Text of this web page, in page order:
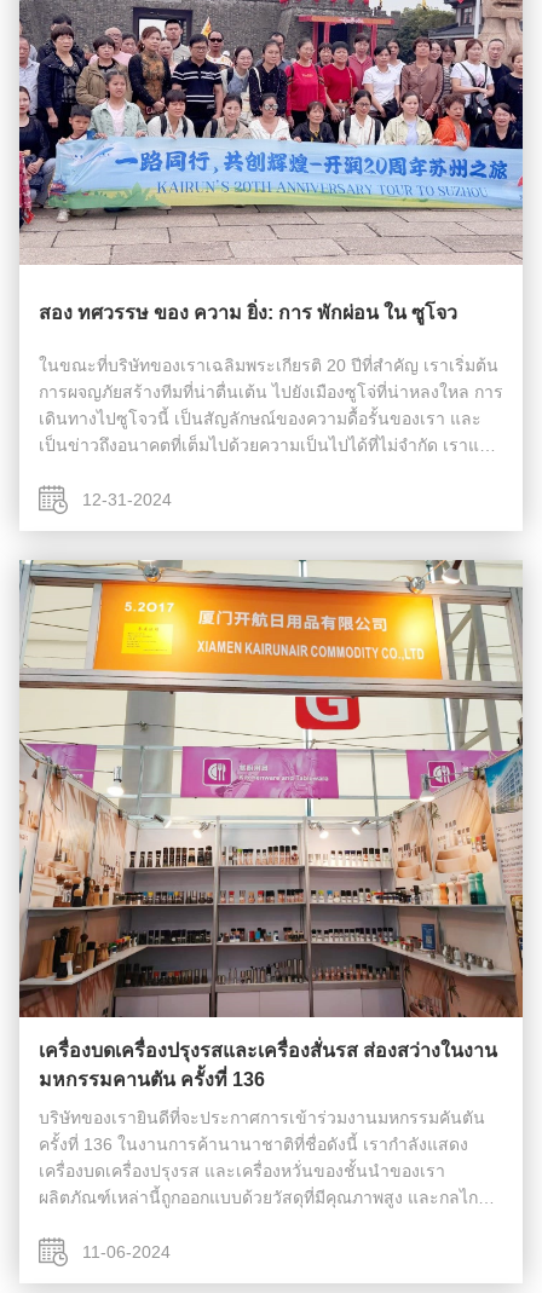
สอง ทศวรรษ ของ ความ ยิ่ง: การ พักผ่อน ใน ซูโจว
ในขณะที่บริษัทของเราเฉลิมพระเกียรติ 20 ปีที่สําคัญ เราเริ่มต้น
การผจญภัยสร้างทีมที่น่าตื่นเต้น ไปยังเมืองซูโจ่ที่น่าหลงใหล การ
เดินทางไปซูโจวนี้ เป็นสัญลักษณ์ของความดื้อรั้นของเรา และ
เป็นข่าวถึงอนาคตที่เต็มไปด้วยความเป็นไปได้ที่ไม่จํากัด เราแบ่ง
12-31-2024
เครื่องบดเครื่องปรุงรสและเครื่องสั่นรส ส่องสว่างในงาน
มหกรรมคานตัน ครั้งที่ 136
บริษัทของเรายินดีที่จะประกาศการเข้าร่วมงานมหกรรมคันตัน
ครั้งที่ 136 ในงานการค้านานาชาติที่ชื่อดังนี้ เรากําลังแสดง
เครื่องบดเครื่องปรุงรส และเครื่องหวั่นของชั้นนําของเรา
ผลิตภัณฑ์เหล่านี้ถูกออกแบบด้วยวัสดุที่มีคุณภาพสูง และกลไก
เครื่องเทศ แต่ยังให...
11-06-2024